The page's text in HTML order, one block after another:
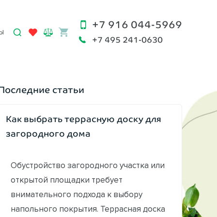
+7 916 044-5969
+7 495 241-0630
статьи
Как выбрать террасную доску для
загородного дома
Обустройство загородного участка или
открытой площадки требует
внимательного подхода к выбору
напольного покрытия. Террасная доска